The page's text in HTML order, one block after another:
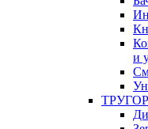
и
ТРУГОР